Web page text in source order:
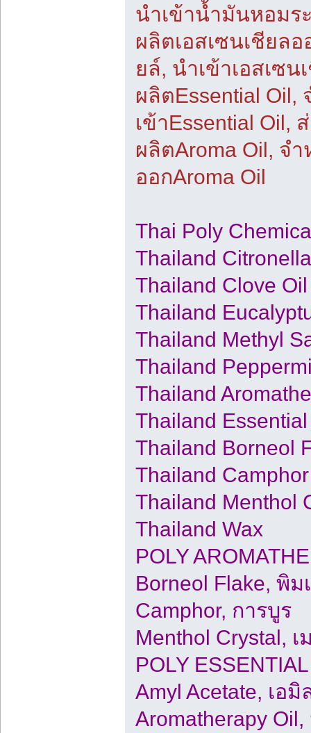
นำเข้าน้ำมันหอมร
ผลิตเอสเซนเชียล
ยล์, นำเข้าเอสเซ
ผลิตEssential Oil,
เข้าEssential Oil,
ผลิตAroma Oil, จำ
ออกAroma Oil
Thai Poly
Thailand
Thailand Clove Oil
Thailand
Thailand Methyl
Thailand
Thailand
Thailand
Thailand Borneol
Thailand Camphor
Thailand Menthol
Thailand Wax
POLY
Borneol Flake, พิม
Camphor, การบูร
Menthol Crystal,
POLY
Amyl Acetate, เอ
Aromatherapy